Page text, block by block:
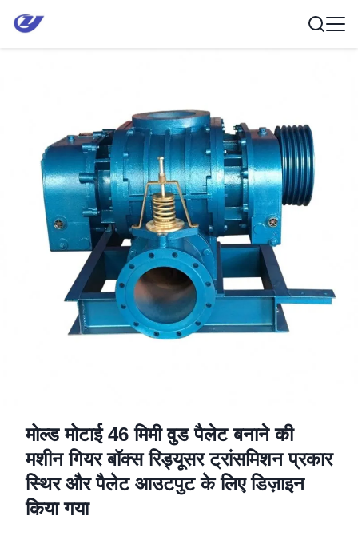
मोल्ड मोटाई 46 मिमी वुड पैलेट बनाने की
मशीन गियर बॉक्स रिड्यूसर ट्रांसमिशन प्रकार
स्थिर और पैलेट आउटपुट के लिए डिज़ाइन
किया गया